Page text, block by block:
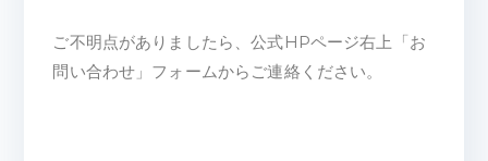
ご不明点がありましたら、公式HPページ右上「お
問い合わせ」フォームからご連絡ください。